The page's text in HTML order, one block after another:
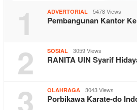
1 ADVERTORIAL 5478 Views
Pembangunan Kantor
2 SOSIAL 3059 Views
RANITA UIN Syarif
3 OLAHRAGA 3043 Views
Porbikawa Karate-do